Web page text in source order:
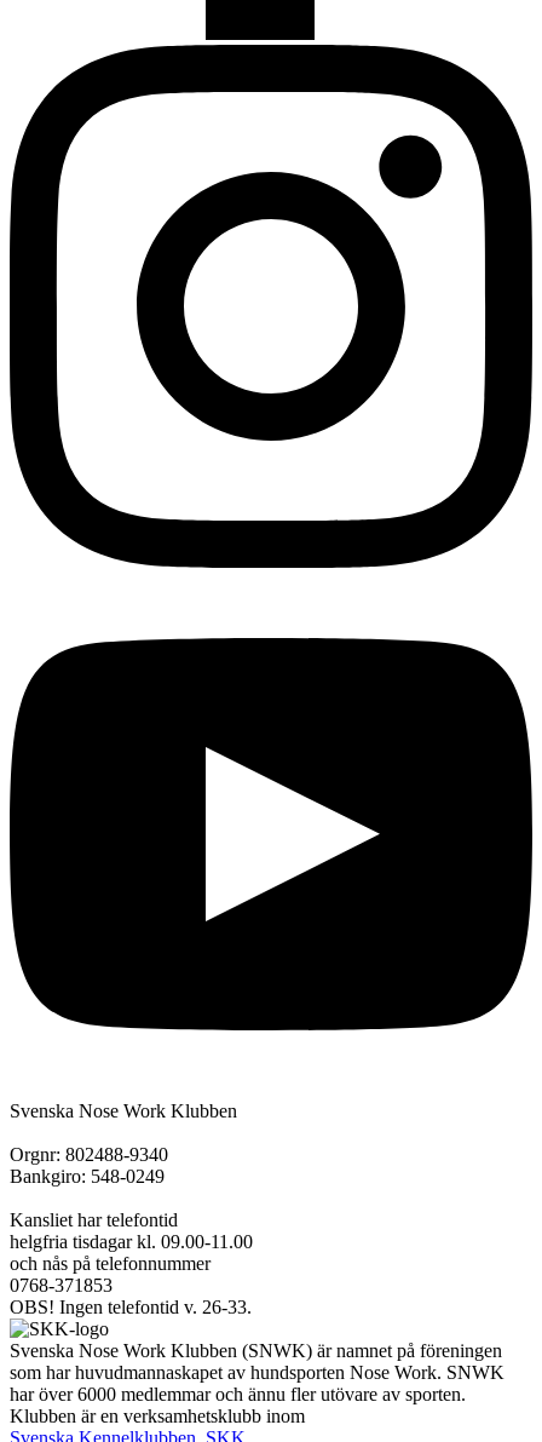
Svenska Nose Work Klubben
Orgnr: 802488-9340
Bankgiro: 548-0249
Kansliet har telefontid
helgfria tisdagar kl. 09.00-11.00
och nås på telefonnummer
0768-371853
OBS! Ingen telefontid v. 26-33.
Svenska Nose Work Klubben (SNWK) är namnet på föreningen
som har huvudmannaskapet av hundsporten Nose Work. SNWK
har över 6000 medlemmar och ännu fler utövare av sporten.
Klubben är en verksamhetsklubb inom
Svenska Kennelklubben, SKK